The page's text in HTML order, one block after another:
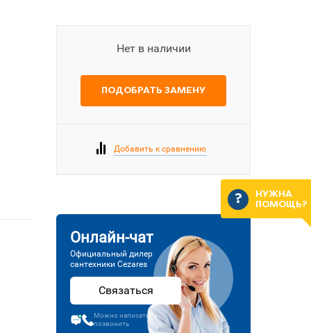
Нет в наличии
ПОДОБРАТЬ ЗАМЕНУ
Добавить к сравнению
Онлайн-чат
Официальный дилер
сантехники Cezares
Связаться
Можно написать или
позвонить
НУЖНА
ПОМОЩЬ?